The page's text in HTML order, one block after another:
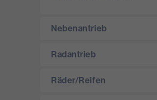
Nebenantrieb
Radantrieb
Räder/­Reifen